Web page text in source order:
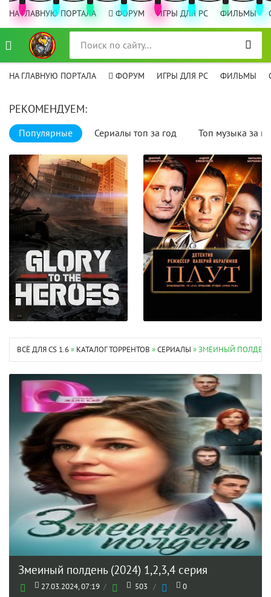
НА ГЛАВНУЮ ПОРТАЛА ФОРУМ ИГРЫ ДЛЯ PC ФИЛЬМЫ
НА ГЛАВНУЮ ПОРТАЛА ФОРУМ ИГРЫ ДЛЯ PC ФИЛЬМЫ
РЕКОМЕНДУЕМ:
Популярные Сериалы топ за год Топ музыка за
ВСЁ ДЛЯ CS 1.6» КАТАЛОГ ТОРРЕНТОВ »СЕРИАЛЫ » ЗМЕИНЫЙ ПОЛДЕНЬ
Змеиный полдень (2024) 1,2,3,4 серия
27.03.2024, 07:19 / 503 / 0